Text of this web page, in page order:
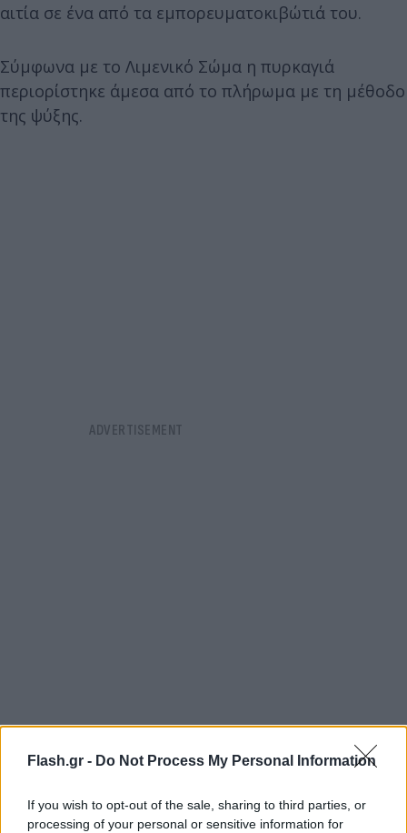
Flash.gr - Do Not Process My Personal Information
If you wish to opt-out of the sale, sharing to third parties, or
processing of your personal or sensitive information for
αιτία σε ένα από τα εμπορευματοκιβώτιά του.
Σύμφωνα με το Λιμενικό Σώμα η πυρκαγιά
περιορίστηκε άμεσα από το πλήρωμα με τη μέθοδο
της ψύξης.
Από το πλοίο θα ξεφορτωθεί το συγκεκριμένο
εμπορευματοκιβώτιο και θα ελεγχθεί η κατάσταση